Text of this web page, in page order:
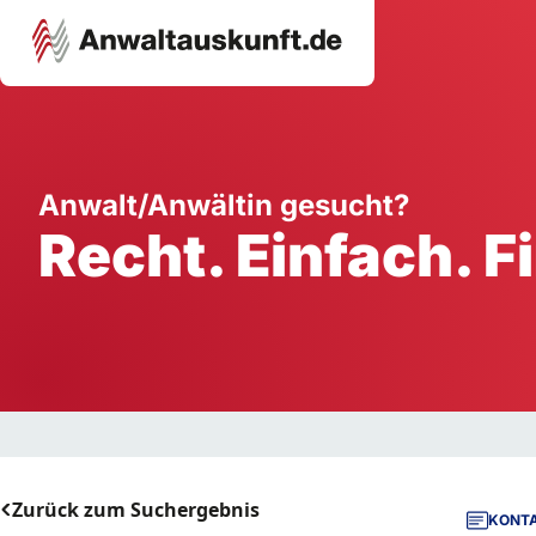
Ausbildung
Handwerk
Dienstleistung
Anwalt/Anwältin gesucht?
Recht. Einfach.
Zurück zum Suchergebnis